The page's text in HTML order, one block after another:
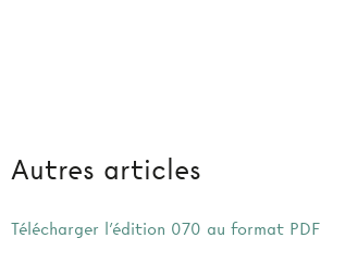
Autres articles
Télécharger l'édition 070 au format PDF